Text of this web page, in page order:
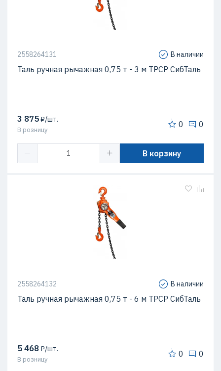
2558264131 В наличии
Таль ручная рычажная 0,75 т - 3 м ТРСР СибТаль
3 875₽/шт.
В розницу
0 0
В корзину
2558264132 В наличии
Таль ручная рычажная 0,75 т - 6 м ТРСР СибТаль
5 468₽/шт.
В розницу
0 0